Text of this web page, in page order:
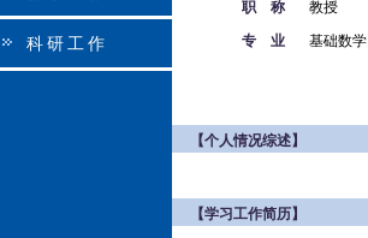
科研工作
职 称
教授
专 业
基础数学
【个人情况综述】
【学习工作简历】